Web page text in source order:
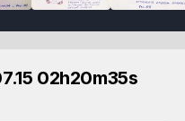
02h20m35s